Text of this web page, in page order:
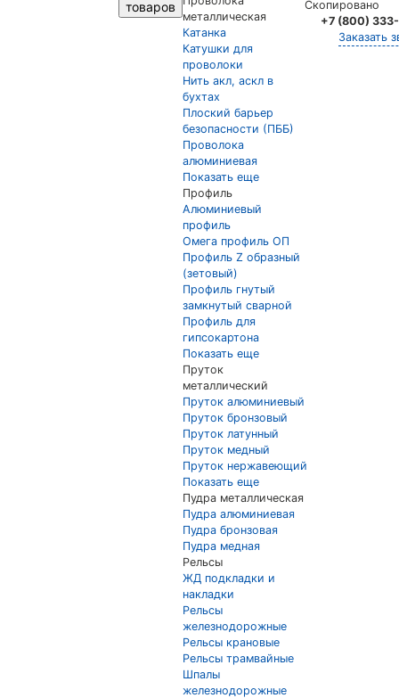
товаров
металлическая
Катанка
Катушки для
проволоки
Нить акл, аскл в
бухтах
Плоский барьер
безопасности (ПББ)
Проволока
алюминиевая
Показать еще
Профиль
Алюминиевый
профиль
Омега профиль ОП
Профиль Z образный
(зетовый)
Профиль гнутый
замкнутый сварной
Профиль для
гипсокартона
Показать еще
Пруток
металлический
Пруток алюминиевый
Пруток бронзовый
Пруток латунный
Пруток медный
Пруток нержавеющий
Показать еще
Пудра металлическая
Пудра алюминиевая
Пудра бронзовая
Пудра медная
Рельсы
ЖД подкладки и
накладки
Рельсы
железнодорожные
Рельсы крановые
Рельсы трамвайные
Шпалы
железнодорожные
Скопировано
+7 (800)
Заказать